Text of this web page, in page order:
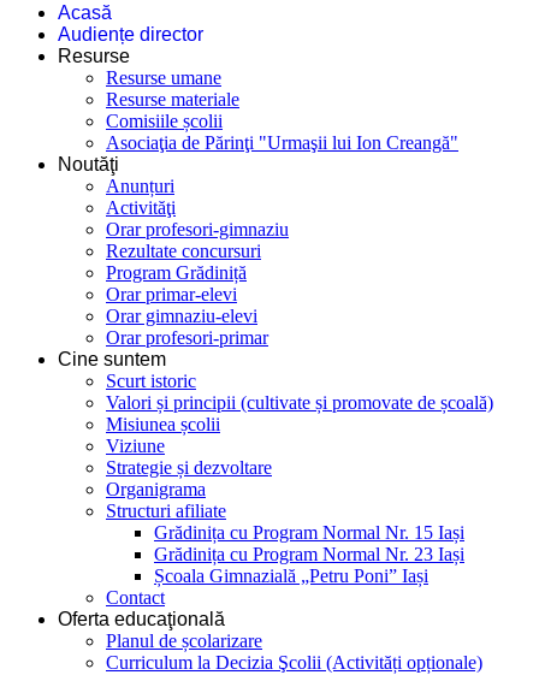
Acasă
Audiențe director
Resurse
Resurse umane
Resurse materiale
Comisiile școlii
Asociaţia de Părinţi "Urmaşii lui Ion Creangă"
Noutăţi
Anunțuri
Activităţi
Orar profesori-gimnaziu
Rezultate concursuri
Program Grădiniță
Orar primar-elevi
Orar gimnaziu-elevi
Orar profesori-primar
Cine suntem
Scurt istoric
Valori și principii (cultivate și promovate de școală)
Misiunea școlii
Viziune
Strategie și dezvoltare
Organigrama
Structuri afiliate
Grădinița cu Program Normal Nr. 15 Iași
Grădinița cu Program Normal Nr. 23 Iași
Școala Gimnazială „Petru Poni” Iași
Contact
Oferta educaţională
Planul de școlarizare
Curriculum la Decizia Şcolii (Activități opționale)